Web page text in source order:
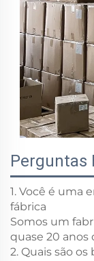
Perguntas
1. Você é uma
fábrica
Somos um
quase 20
2. Quais são